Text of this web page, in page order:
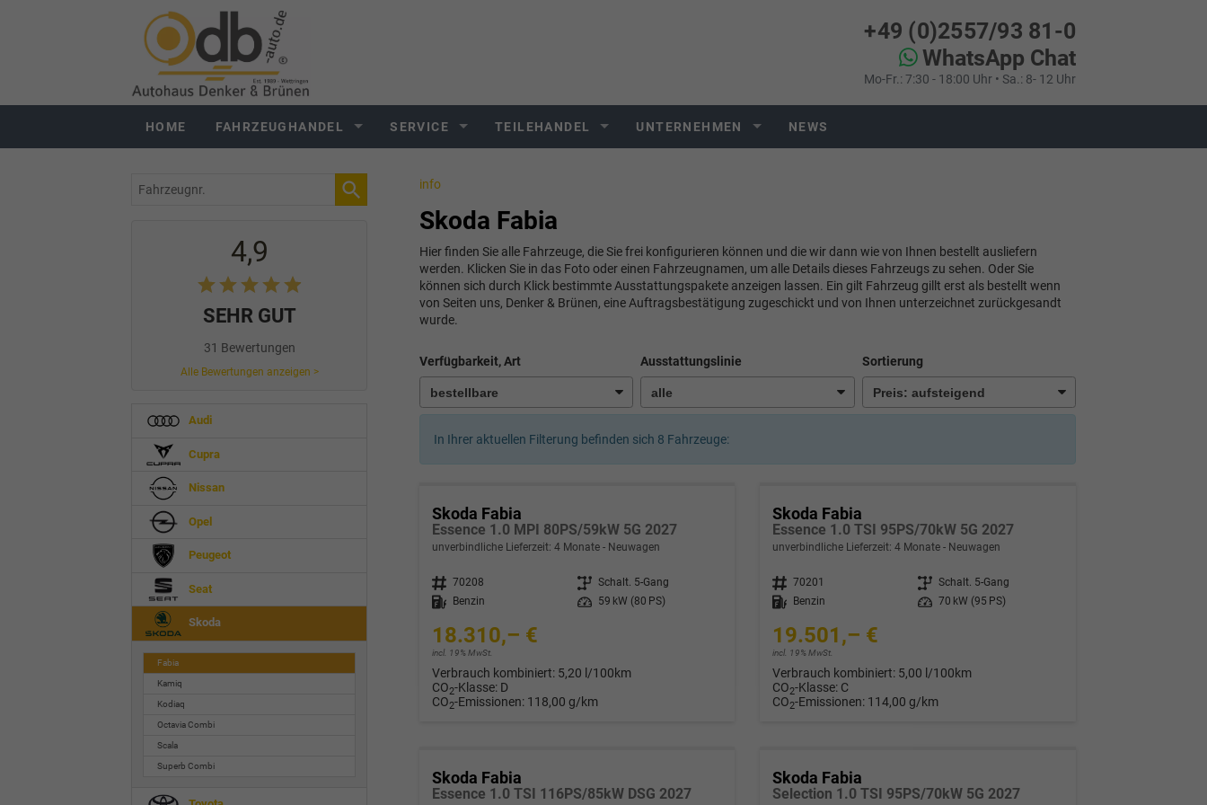
+49 (0)2557/93 81-0
WhatsApp Chat
Mo-Fr.: 7:30 - 18:00 Uhr • Sa.: 8- 12 Uhr
HOME FAHRZEUGHANDEL SERVICE TEILEHANDEL UNTERNEHMEN NEWS
info
Skoda Fabia
Hier finden Sie alle Fahrzeuge, die Sie frei konfigurieren können und die wir dann wie von Ihnen bestellt ausliefern
werden. Klicken Sie in das Foto oder einen Fahrzeugnamen, um alle Details dieses Fahrzeugs zu sehen. Oder Sie
können sich durch Klick bestimmte Ausstattungspakete anzeigen lassen. Ein gilt Fahrzeug gillt erst als bestellt wenn
von Seiten uns, Denker & Brünen, eine Auftragsbestätigung zugeschickt und von Ihnen unterzeichnet zurückgesandt
wurde.
Verfügbarkeit, Art Ausstattungslinie Sortierung
In Ihrer aktuellen Filterung befinden sich 8 Fahrzeuge:
Skoda Fabia
Essence 1.0 MPI 80PS/59kW 5G 2027
unverbindliche Lieferzeit: 4 Monate Neuwagen
Fahrzeugnr. 70208 Getriebe Schalt. 5-Gang
Kraftstoff
Benzin Leistung 59 kW (80 PS)
18.310,– €
incl. 19% MwSt.
Verbrauch kombiniert: 5,20 l/100km
CO2-Klasse: D
CO2-Emissionen: 118,00 g/km
Skoda Fabia
Essence 1.0 TSI 95PS/70kW 5G 2027
unverbindliche Lieferzeit:4 Monate Neuwagen
Fahrzeugnr. 70201 Getriebe Schalt. 5-Gang
Kraftstoff
Benzin Leistung 70 kW (95 PS)
19.501,– €
incl. 19% MwSt.
Verbrauch kombiniert: 5,00 l/100km
CO2-Klasse: C
CO2-Emissionen: 114,00 g/km
Skoda Fabia
Essence 1.0 TSI 116PS/85kW DSG 2027
Skoda Fabia
Selection 1.0 TSI 95PS/70kW 5G 2027
Fahrzeugnr.
4,9
SEHR GUT
31 Bewertungen
Alle Bewertungen anzeigen >
Audi
Cupra
Nissan
Opel
Peugeot
Seat
Skoda
Fabia
Kamiq
Kodiaq
Octavia Combi
Scala
Superb Combi